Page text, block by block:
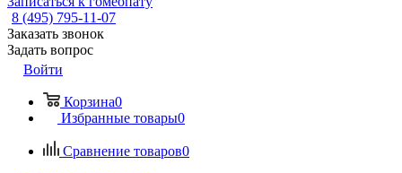
8 (495) 795-11-07
Заказать звонок
Задать вопрос
Войти
Корзина0
Избранные товары0
Сравнение товаров0